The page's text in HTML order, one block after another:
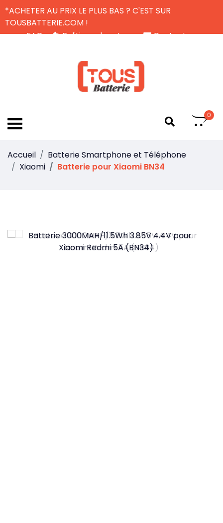
*ACHETER AU PRIX LE PLUS BAS ? C'EST SUR
TOUSBATTERIE.COM !
FAQ
Politique de retour
Contactez-nous
0
Accueil
Batterie Smartphone et Téléphone
Xiaomi
Batterie pour Xiaomi BN34